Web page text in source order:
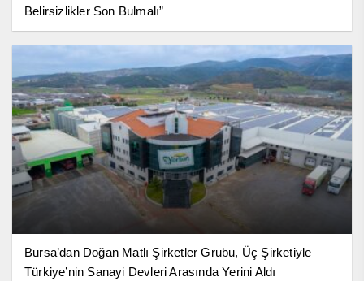
Belirsizlikler Son Bulmalı”
Bursa’dan Doğan Matlı Şirketler Grubu, Üç Şirketiyle
Türkiye’nin Sanayi Devleri Arasında Yerini Aldı